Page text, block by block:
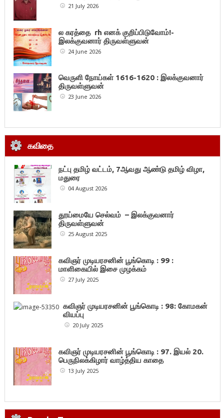
21 July 2026
ல கரத்தை rh எனக் குறிப்பிடுவோம்!-
இலக்குவனார் திருவள்ளுவன்
24 June 2026
வெருளி நோய்கள் 1616-1620 : இலக்குவனார்
திருவள்ளுவன்
23 June 2026
கவிதை
நட்பு தமிழ் வட்டம், 7ஆவது ஆண்டு தமிழ் விழா,
மதுரை
04 August 2026
தூய்மையே செல்வம் – இலக்குவனார்
திருவள்ளுவன்
25 August 2025
கவிஞர் முடியரசனின் பூங்கொடி : 99 :
மாளிகையில் இசை முழக்கம்
27 July 2025
கவிஞர் முடியரசனின் பூங்கொடி : 98: கோமகன்
வியப்பு
20 July 2025
கவிஞர் முடியரசனின் பூங்கொடி : 97. இயல் 20.
பெருநிலக்கிழார் வாழ்த்திய காதை
13 July 2025